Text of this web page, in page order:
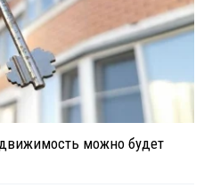
можно будет